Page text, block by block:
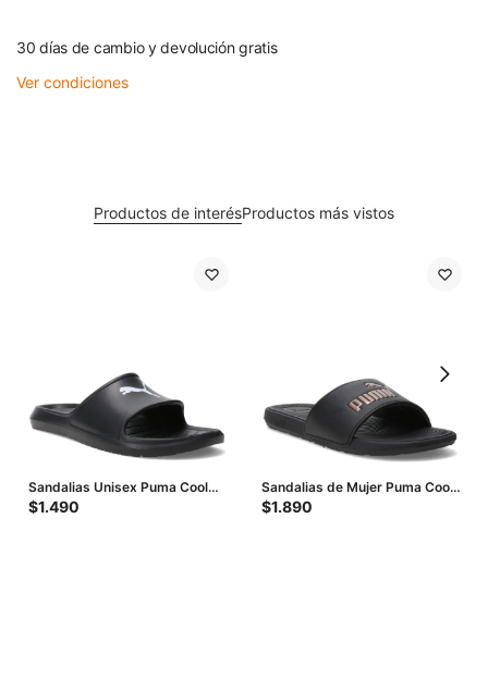
30 días de cambio y devolución gratis
Ver condiciones
Productos de interésProductos más vistos
Sandalias Unisex Puma Cool
Cat 2.0 Bx - Negro - Blanco
$1.490
Sandalias de Mujer Puma Cool
Cat 2.0 Bx - Negro - Dorado
$1.890